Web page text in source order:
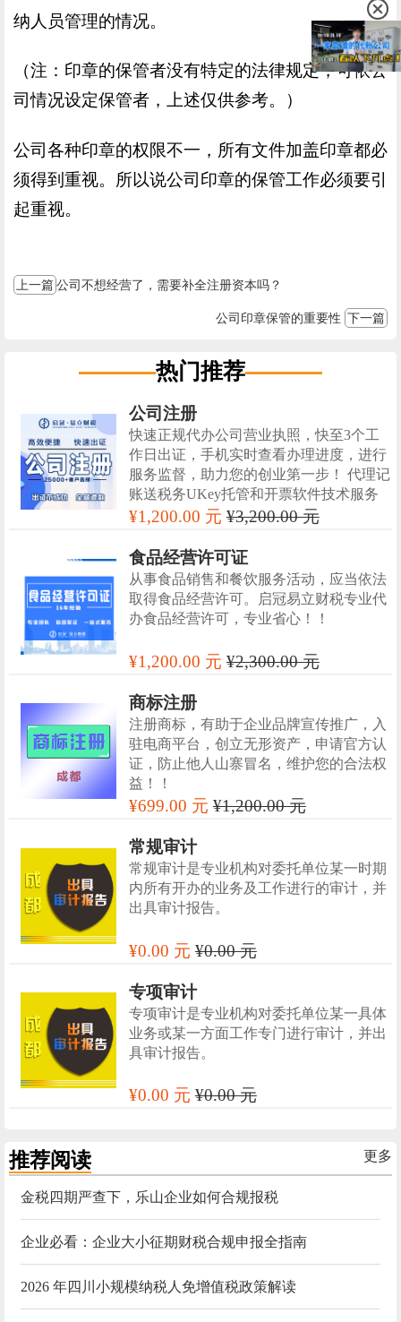
纳人员管理的情况。
（注：印章的保管者没有特定的法律规定，可依公
司情况设定保管者，上述仅供参考。）
公司各种印章的权限不一，所有文件加盖印章都必
须得到重视。所以说公司印章的保管工作必须要引
起重视。
上一篇公司不想经营了，需要补全注册资本吗？
公司印章保管的重要性 下一篇
热门推荐
公司注册
快速正规代办公司营业执照，快至3个工
作日出证，手机实时查看办理进度，进行
服务监督，助力您的创业第一步！ 代理记
账送税务UKey托管和开票软件技术服务
¥1,200.00 元¥3,200.00 元
食品经营许可证
从事食品销售和餐饮服务活动，应当依法
取得食品经营许可。启冠易立财税专业代
办食品经营许可，专业省心！！
¥1,200.00 元¥2,300.00 元
商标注册
注册商标，有助于企业品牌宣传推广，入
驻电商平台，创立无形资产，申请官方认
证，防止他人山寨冒名，维护您的合法权
益！！
¥699.00 元¥1,200.00 元
常规审计
常规审计是专业机构对委托单位某一时期
内所有开办的业务及工作进行的审计，并
出具审计报告。
¥0.00 元¥0.00 元
专项审计
专项审计是专业机构对委托单位某一具体
业务或某一方面工作专门进行审计，并出
具审计报告。
¥0.00 元¥0.00 元
更多
推荐阅读
金税四期严查下，乐山企业如何合规报税
企业必看：企业大小征期财税合规申报全指南
2026 年四川小规模纳税人免增值税政策解读